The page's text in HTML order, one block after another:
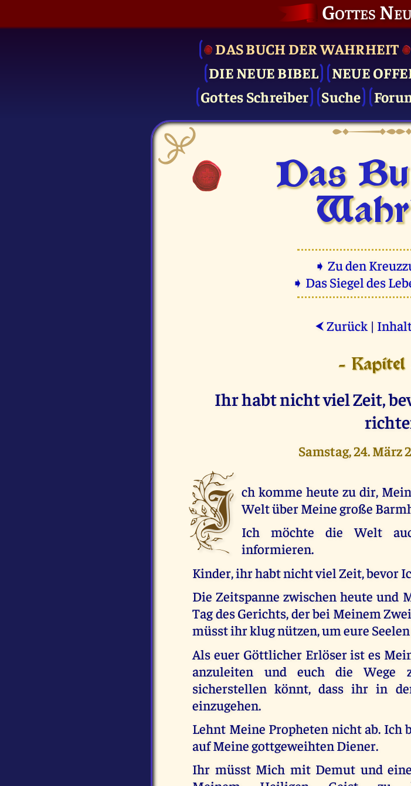
Gottes
DAS BUCH DER WAHRHEIT
DIE NEUE BIBEL
NEUE
Gottes Schreiber
Suche
Das
➧ Zu den
➧ Das Siegel des
⮜ Zurück |
- Kapitel
Ihr habt nicht viel Zeit,
Samstag, 24. März
I ch komme heute zu dir,
Welt über Meine große
Ich möchte die Welt
informieren.
Kinder, ihr habt nicht viel Zeit, bevor
Die Zeitspanne zwischen heute und
Tag des Gerichts, der bei Meinem
müsst ihr klug nützen, um eure
Als euer Göttlicher Erlöser ist es
anzuleiten und euch die Wege
sicherstellen könnt, dass ihr in
einzugehen.
Lehnt Meine Propheten nicht ab. Ich
auf Meine gottgeweihten Diener.
Ihr müsst Mich mit Demut und